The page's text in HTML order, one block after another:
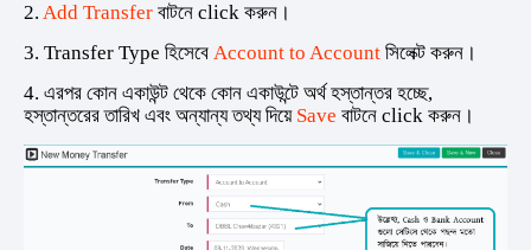
2. Add Transfer বাটনে click করুন।
3. Transfer Type হিসেবে Account to Account সিলেক্ট করুন।
4. এরপর কোন একাউন্ট থেকে কোন একাউন্টে অর্থ হস্তান্তর হচ্ছে,
হস্তান্তরের তারিখ এবং অন্যান্য তথ্য দিয়ে Save বাটনে click করুন।